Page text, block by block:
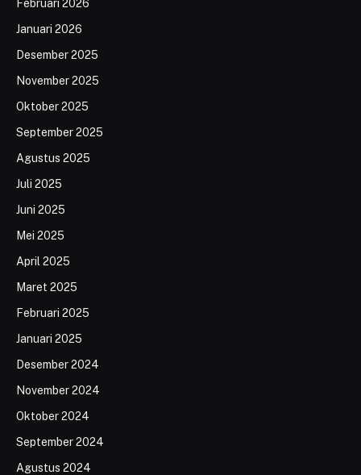
Februari 2026
Januari 2026
Desember 2025
November 2025
Oktober 2025
September 2025
Agustus 2025
Juli 2025
Juni 2025
Mei 2025
April 2025
Maret 2025
Februari 2025
Januari 2025
Desember 2024
November 2024
Oktober 2024
September 2024
Agustus 2024